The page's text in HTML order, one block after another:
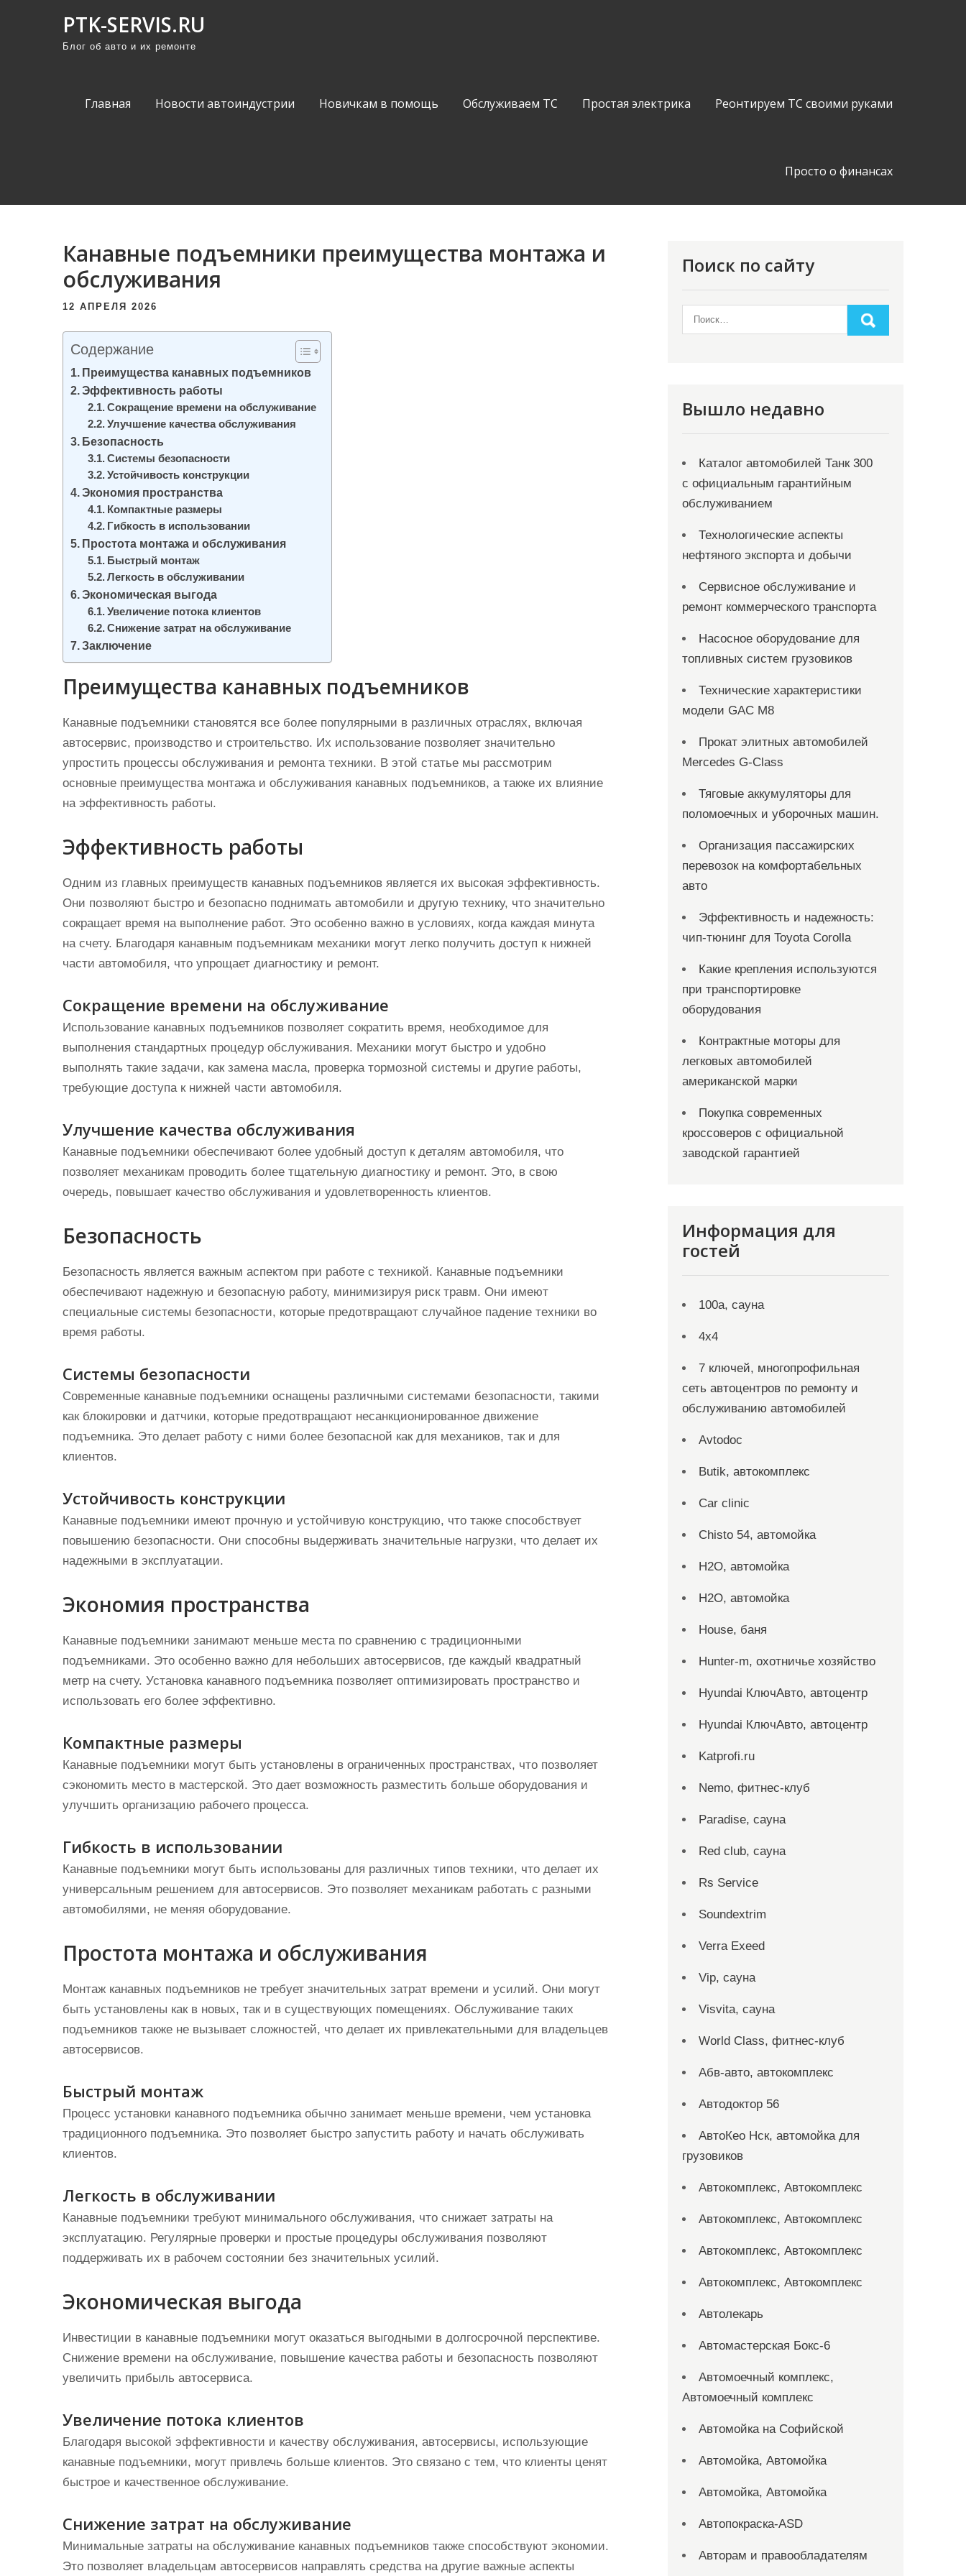
PTK-SERVIS.RU
Блог об авто и их ремонте
Главная Новости автоиндустрии Новичкам в помощь Обслуживаем ТС Простая электрика Реонтируем ТС своими руками
Просто о финансах
Канавные подъемники преимущества монтажа и
обслуживания
12 АПРЕЛЯ 2026
Содержание
Преимущества канавных подъемников
Эффективность работы
Сокращение времени на обслуживание
Улучшение качества обслуживания
Безопасность
Системы безопасности
Устойчивость конструкции
Экономия пространства
Компактные размеры
Гибкость в использовании
Простота монтажа и обслуживания
Быстрый монтаж
Легкость в обслуживании
Экономическая выгода
Увеличение потока клиентов
Снижение затрат на обслуживание
Заключение
Преимущества канавных подъемников
Канавные подъемники становятся все более популярными в различных отраслях, включая
автосервис, производство и строительство. Их использование позволяет значительно
упростить процессы обслуживания и ремонта техники. В этой статье мы рассмотрим
основные преимущества монтажа и обслуживания канавных подъемников, а также их влияние
на эффективность работы.
Эффективность работы
Одним из главных преимуществ канавных подъемников является их высокая эффективность.
Они позволяют быстро и безопасно поднимать автомобили и другую технику, что значительно
сокращает время на выполнение работ. Это особенно важно в условиях, когда каждая минута
на счету. Благодаря канавным подъемникам механики могут легко получить доступ к нижней
части автомобиля, что упрощает диагностику и ремонт.
Сокращение времени на обслуживание
Использование канавных подъемников позволяет сократить время, необходимое для
выполнения стандартных процедур обслуживания. Механики могут быстро и удобно
выполнять такие задачи, как замена масла, проверка тормозной системы и другие работы,
требующие доступа к нижней части автомобиля.
Улучшение качества обслуживания
Канавные подъемники обеспечивают более удобный доступ к деталям автомобиля, что
позволяет механикам проводить более тщательную диагностику и ремонт. Это, в свою
очередь, повышает качество обслуживания и удовлетворенность клиентов.
Безопасность
Безопасность является важным аспектом при работе с техникой. Канавные подъемники
обеспечивают надежную и безопасную работу, минимизируя риск травм. Они имеют
специальные системы безопасности, которые предотвращают случайное падение техники во
время работы.
Системы безопасности
Современные канавные подъемники оснащены различными системами безопасности, такими
как блокировки и датчики, которые предотвращают несанкционированное движение
подъемника. Это делает работу с ними более безопасной как для механиков, так и для
клиентов.
Устойчивость конструкции
Канавные подъемники имеют прочную и устойчивую конструкцию, что также способствует
повышению безопасности. Они способны выдерживать значительные нагрузки, что делает их
надежными в эксплуатации.
Экономия пространства
Канавные подъемники занимают меньше места по сравнению с традиционными
подъемниками. Это особенно важно для небольших автосервисов, где каждый квадратный
метр на счету. Установка канавного подъемника позволяет оптимизировать пространство и
использовать его более эффективно.
Компактные размеры
Канавные подъемники могут быть установлены в ограниченных пространствах, что позволяет
сэкономить место в мастерской. Это дает возможность разместить больше оборудования и
улучшить организацию рабочего процесса.
Гибкость в использовании
Канавные подъемники могут быть использованы для различных типов техники, что делает их
универсальным решением для автосервисов. Это позволяет механикам работать с разными
автомобилями, не меняя оборудование.
Простота монтажа и обслуживания
Монтаж канавных подъемников не требует значительных затрат времени и усилий. Они могут
быть установлены как в новых, так и в существующих помещениях. Обслуживание таких
подъемников также не вызывает сложностей, что делает их привлекательными для владельцев
автосервисов.
Быстрый монтаж
Процесс установки канавного подъемника обычно занимает меньше времени, чем установка
традиционного подъемника. Это позволяет быстро запустить работу и начать обслуживать
клиентов.
Легкость в обслуживании
Канавные подъемники требуют минимального обслуживания, что снижает затраты на
эксплуатацию. Регулярные проверки и простые процедуры обслуживания позволяют
поддерживать их в рабочем состоянии без значительных усилий.
Экономическая выгода
Инвестиции в канавные подъемники могут оказаться выгодными в долгосрочной перспективе.
Снижение времени на обслуживание, повышение качества работы и безопасность позволяют
увеличить прибыль автосервиса.
Увеличение потока клиентов
Благодаря высокой эффективности и качеству обслуживания, автосервисы, использующие
канавные подъемники, могут привлечь больше клиентов. Это связано с тем, что клиенты ценят
быстрое и качественное обслуживание.
Снижение затрат на обслуживание
Минимальные затраты на обслуживание канавных подъемников также способствуют экономии.
Это позволяет владельцам автосервисов направлять средства на другие важные аспекты
Поиск по сайту
Вышло недавно
Каталог автомобилей Танк 300
с официальным гарантийным
обслуживанием
Технологические аспекты
нефтяного экспорта и добычи
Сервисное обслуживание и
ремонт коммерческого транспорта
Насосное оборудование для
топливных систем грузовиков
Технические характеристики
модели GAC M8
Прокат элитных автомобилей
Mercedes G-Class
Тяговые аккумуляторы для
поломоечных и уборочных машин.
Организация пассажирских
перевозок на комфортабельных
авто
Эффективность и надежность:
чип-тюнинг для Toyota Corolla
Какие крепления используются
при транспортировке
оборудования
Контрактные моторы для
легковых автомобилей
американской марки
Покупка современных
кроссоверов с официальной
заводской гарантией
Информация для
гостей
100а, сауна
4х4
7 ключей, многопрофильная
сеть автоцентров по ремонту и
обслуживанию автомобилей
Avtodoc
Butik, автокомплекс
Car clinic
Chisto 54, автомойка
H2O, автомойка
H2O, автомойка
House, баня
Hunter-m, охотничье хозяйство
Hyundai КлючАвто, автоцентр
Hyundai КлючАвто, автоцентр
Katprofi.ru
Nemo, фитнес-клуб
Paradise, сауна
Red сlub, сауна
Rs Service
Soundextrim
Verra Exeed
Vip, сауна
Visvita, сауна
World Class, фитнес-клуб
Абв-авто, автокомплекс
Автодоктор 56
АвтоКео Нск, автомойка для
грузовиков
Автокомплекс, Автокомплекс
Автокомплекс, Автокомплекс
Автокомплекс, Автокомплекс
Автокомплекс, Автокомплекс
Автолекарь
Автомастерская Бокс-6
Автомоечный комплекс,
Автомоечный комплекс
Автомойка на Софийской
Автомойка, Автомойка
Автомойка, Автомойка
Автопокраска-ASD
Авторам и правообладателям